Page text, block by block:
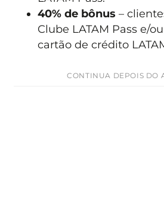
40% de bônus –
Clube LATAM Pass e/
cartão de crédito
CONTINUA DEPOIS DO